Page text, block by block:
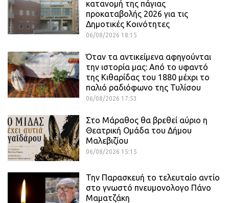
κατανομή της πάγιας
προκαταβολής 2026 για τις
Δημοτικές Κοινότητες
06/08/2026 18:15
Όταν τα αντικείμενα αφηγούνται
την ιστορία μας: Από το υφαντό
της Κιθαρίδας του 1880 μέχρι το
παλιό ραδιόφωνο της Τυλίσου
06/08/2026 17:53
Στο Μάραθος θα βρεθεί αύριο η
Θεατρική Ομάδα του Δήμου
Μαλεβιζίου
06/08/2026 15:15
Την Παρασκευή το τελευταίο αντίο
στο γνωστό πνευμονολογο Πάνο
Μαματζάκη